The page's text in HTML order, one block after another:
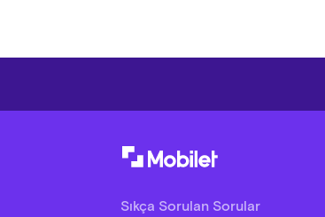
Sıkça Sorulan Sorular